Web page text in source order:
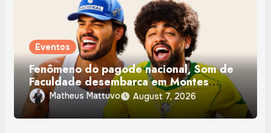
Eventos
Fenômeno do pagode nacional, Som de
Faculdade desembarca em Montes
Claros para o Pôr do Sol 360°
Matheus Mattuvo August 7, 2026